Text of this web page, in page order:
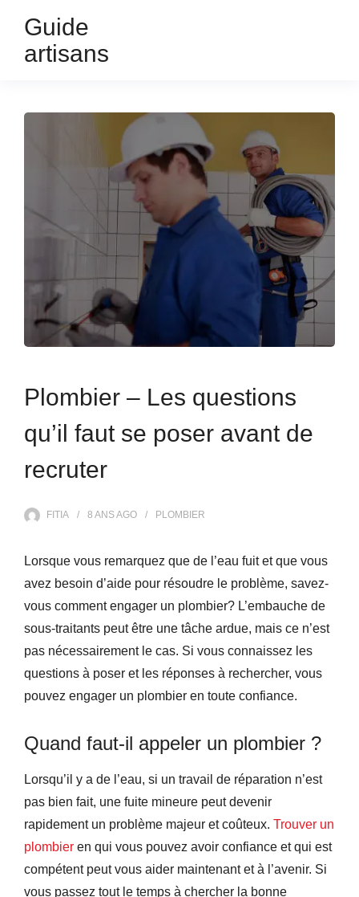
Guide
artisans
Plombier – Les questions
qu’il faut se poser avant de
recruter
FITIA 8 ANSAGO PLOMBIER
Lorsque vous remarquez que de l’eau fuit et que vous
avez besoin d’aide pour résoudre le problème, savez-
vous comment engager un plombier? L’embauche de
sous-traitants peut être une tâche ardue, mais ce n’est
pas nécessairement le cas. Si vous connaissez les
questions à poser et les réponses à rechercher, vous
pouvez engager un plombier en toute confiance.
Quand faut-il appeler un plombier ?
Lorsqu’il y a de l’eau, si un travail de réparation n’est
pas bien fait, une fuite mineure peut devenir
rapidement un problème majeur et coûteux. Trouver un
plombier en qui vous pouvez avoir confiance et qui est
compétent peut vous aider maintenant et à l’avenir. Si
vous passez tout le temps à chercher la bonne